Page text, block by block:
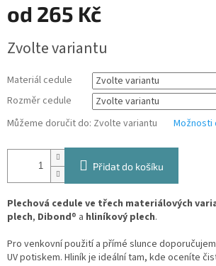
od 265 Kč
cena:
Zvolte variantu
Materiál cedule
Rozměr cedule
Můžeme doručit do: Zvolte variantu Možnosti
Přidat do košíku
Plechová cedule ve třech materiálových
plech, Dibond® a hliníkový plech.
Pro venkovní použití a přímé slunce
UV potiskem. Hliník je ideální tam, kde oceníte